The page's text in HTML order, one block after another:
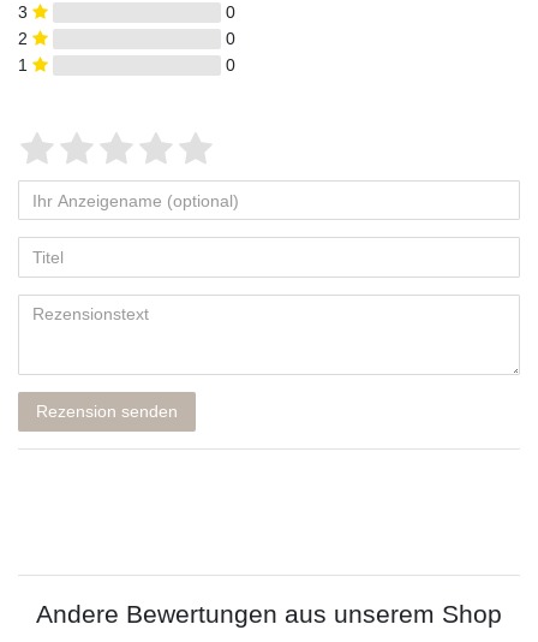
3
0
2
0
1
0
Rezension senden
Andere Bewertungen aus unserem Shop